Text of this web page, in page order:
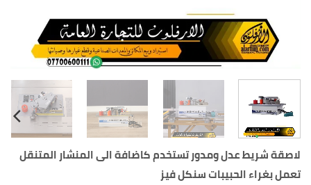
لاصقة شريط عدل ومدور تستخدم كاضافة الى المنشار المتنقل
تعمل بغراء الحبيبات سنكل فيز